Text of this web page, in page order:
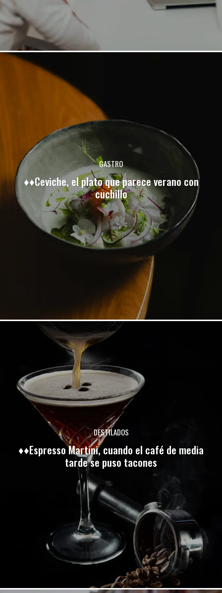
GASTRO
♦♦Ceviche, el plato que parece verano con
cuchillo
DESTILADOS
♦♦Espresso Martini, cuando el café de media
tarde se puso tacones